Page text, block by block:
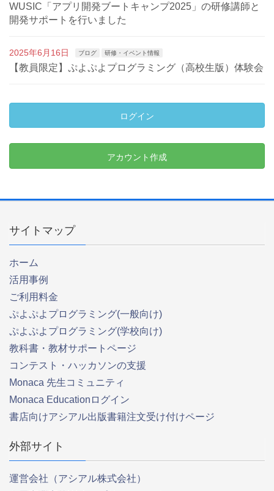
WUSIC「アプリ開発ブートキャンプ2025」の研修講師と
開発サポートを行いました
2025年6月16日 ブログ 研修・イベント情報
【教員限定】ぷよぷよプログラミング（高校生版）体験会
ログイン
アカウント作成
サイトマップ
ホーム
活用事例
ご利用料金
ぷよぷよプログラミング(一般向け)
ぷよぷよプログラミング(学校向け)
教科書・教材サポートページ
コンテスト・ハッカソンの支援
Monaca 先生コミュニティ
Monaca Educationログイン
書店向けアシアル出版書籍注文受け付けページ
外部サイト
運営会社（アシアル株式会社）